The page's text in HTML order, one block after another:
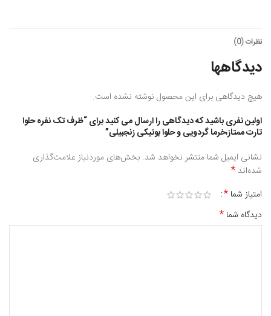
نظرات (0)
دیدگاهها
هیچ دیدگاهی برای این محصول نوشته نشده است.
اولین نفری باشید که دیدگاهی را ارسال می کنید برای “ظرف تک نفره حلوا
تارت ممتاز،خرما گردویی و حلوا بوتیکی زنجبیلی”
نشانی ایمیل شما منتشر نخواهد شد. بخش‌های موردنیاز علامت‌گذاری
شده‌اند *
امتیاز شما *
دیدگاه شما *